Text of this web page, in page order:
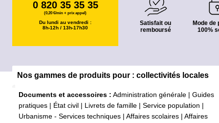
0 820 35 35 35
(0,20 €/min + prix appel)
Du lundi au vendredi :
8h-12h / 13h-17h30
Satisfait ou
remboursé
Mode de
100%
Nos gammes de produits pour : collectivités locales
Documents et accessoires : Administration générale
Guides
pratiques
État civil Livrets de famille Service population
Urbanisme - Services techniques
Affaires scolaires
Affaires